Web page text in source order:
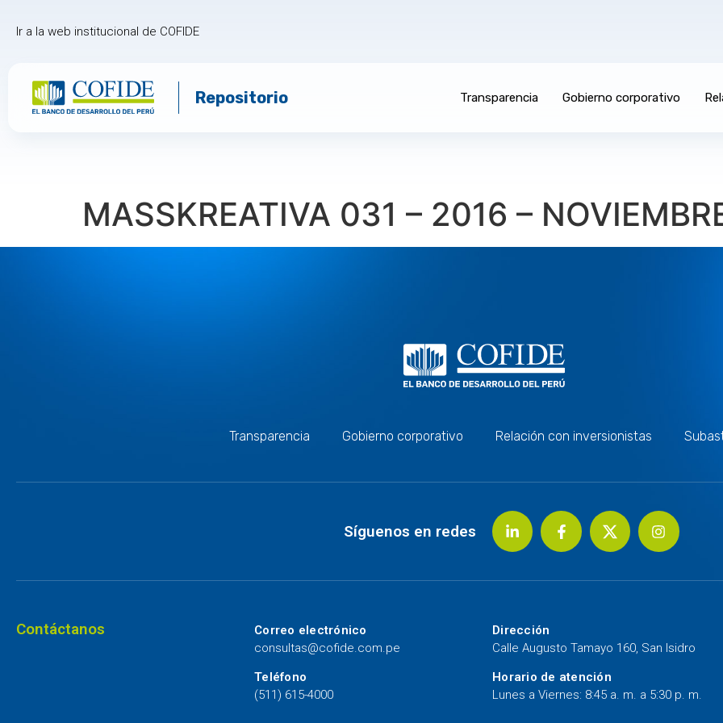
Ir a la web institucional de COFIDE
Repositorio Transparencia Gobierno corporativo
MASSKREATIVA 031 – 2016 –
Transparencia Gobierno corporativo Relación con inversionistas
Síguenos en redes
Contáctanos
Correo electrónico
consultas@cofide.com.pe
Teléfono
(511) 615-4000
Dirección
Calle Augusto Tamayo 160, San Isidro
Horario de atención
Lunes a Viernes: 8:45 a. m. a 5:30 p. m.